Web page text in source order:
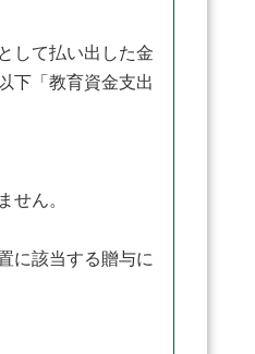
して払い出した金
下「教育資金支出
ん。
に該当する贈与に